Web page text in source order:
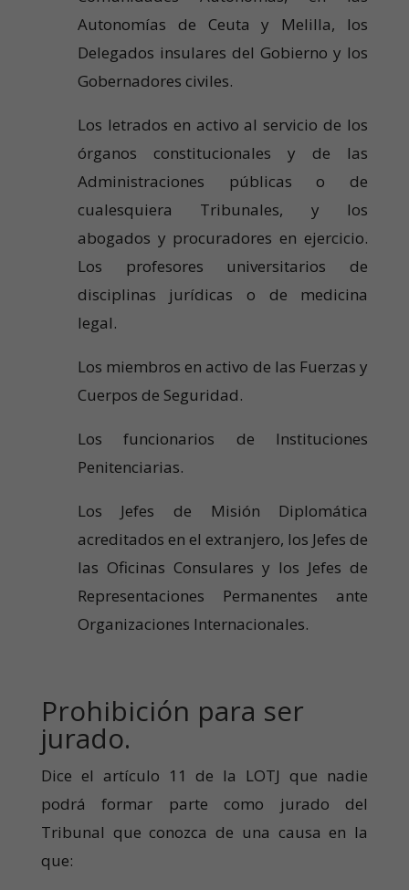
Autonomías de Ceuta y Melilla, los
Delegados insulares del Gobierno y los
Gobernadores civiles.
Los letrados en activo al servicio de los
órganos constitucionales y de las
Administraciones públicas o de
cualesquiera Tribunales, y los
abogados y procuradores en ejercicio.
Los profesores universitarios de
disciplinas jurídicas o de medicina
legal.
Los miembros en activo de las Fuerzas y
Cuerpos de Seguridad.
Los funcionarios de Instituciones
Penitenciarias.
Los Jefes de Misión Diplomática
acreditados en el extranjero, los Jefes de
las Oficinas Consulares y los Jefes de
Representaciones Permanentes ante
Organizaciones Internacionales.
Prohibición para ser
jurado.
Dice el artículo 11 de la LOTJ que nadie
podrá formar parte como jurado del
Tribunal que conozca de una causa en la
que: